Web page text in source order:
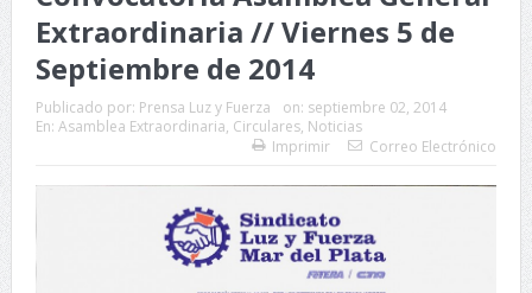
Extraordinaria // Viernes 5 de
Septiembre de 2014
Publicado por: Prensa Luz y Fuerza on: septiembre 02, 2014
En: Asamblea Extraordinaria, Circulares, Noticias
Imprimir
Correo Electrónico